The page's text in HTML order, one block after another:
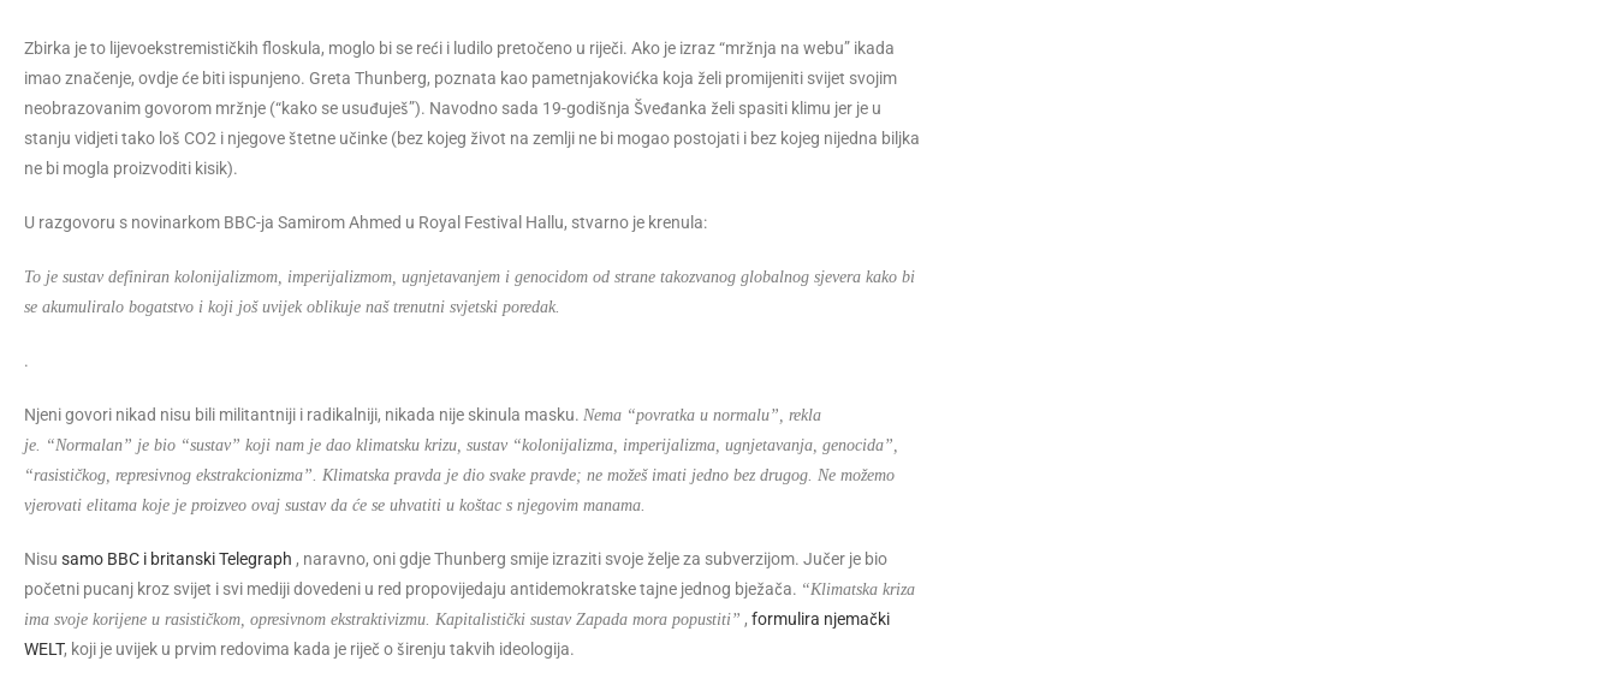
Zbirka je to lijevoekstremističkih floskula, moglo bi se reći i ludilo pretočeno u riječi. Ako je izraz “mržnja na webu” ikada
imao značenje, ovdje će biti ispunjeno. Greta Thunberg, poznata kao pametnjakovićka koja želi promijeniti svijet svojim
neobrazovanim govorom mržnje (“kako se usuđuješ”). Navodno sada 19-godišnja Šveđanka želi spasiti klimu jer je u
stanju vidjeti tako loš CO2 i njegove štetne učinke (bez kojeg život na zemlji ne bi mogao postojati i bez kojeg nijedna biljka
ne bi mogla proizvoditi kisik).
U razgovoru s novinarkom BBC-ja Samirom Ahmed u Royal Festival Hallu, stvarno je krenula:
To je sustav definiran kolonijalizmom, imperijalizmom, ugnjetavanjem i genocidom od strane takozvanog globalnog sjevera kako bi
se akumuliralo bogatstvo i koji još uvijek oblikuje naš trenutni svjetski poredak.
.
Njeni govori nikad nisu bili militantniji i radikalniji, nikada nije skinula masku. Nema “povratka u normalu”, rekla
je. “Normalan” je bio “sustav” koji nam je dao klimatsku krizu, sustav “kolonijalizma, imperijalizma, ugnjetavanja, genocida”,
“rasističkog, represivnog ekstrakcionizma”. Klimatska pravda je dio svake pravde; ne možeš imati jedno bez drugog. Ne možemo
vjerovati elitama koje je proizveo ovaj sustav da će se uhvatiti u koštac s njegovim manama.
Nisu samo BBC i britanski Telegraph , naravno, oni gdje Thunberg smije izraziti svoje želje za subverzijom. Jučer je bio
početni pucanj kroz svijet i svi mediji dovedeni u red propovijedaju antidemokratske tajne jednog bježača. “Klimatska kriza
ima svoje korijene u rasističkom, opresivnom ekstraktivizmu. Kapitalistički sustav Zapada mora popustiti” , formulira njemački
WELT, koji je uvijek u prvim redovima kada je riječ o širenju takvih ideologija.